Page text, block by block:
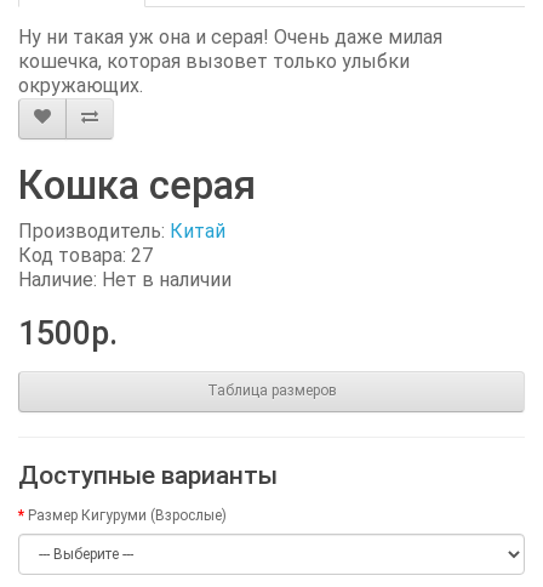
Ну ни такая уж она и серая! Очень даже милая
кошечка, которая вызовет только улыбки
окружающих.
Кошка серая
Производитель: Китай
Код товара: 27
Наличие: Нет в наличии
1500р.
Таблица размеров
Доступные варианты
Размер Кигуруми (Взрослые)